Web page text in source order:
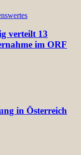
verteilt 13
im ORF
in Österreich